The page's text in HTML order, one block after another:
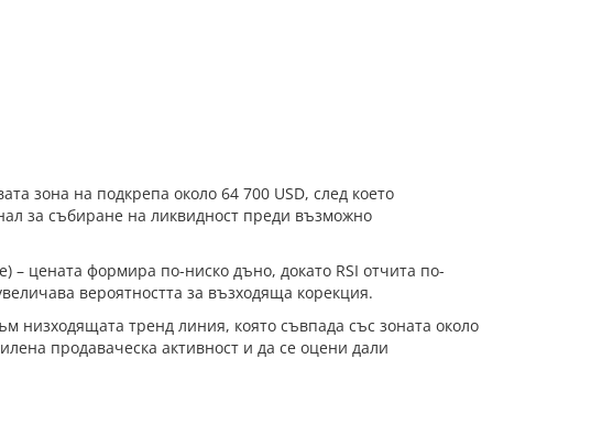
зона на подкрепа около 64 700 USD, след което
за събиране на ликвидност преди възможно
цената формира по-ниско дъно, докато RSI отчита по-
вероятността за възходяща корекция.
низходящата тренд линия, която съвпада със зоната около
продаваческа активност и да се оцени дали